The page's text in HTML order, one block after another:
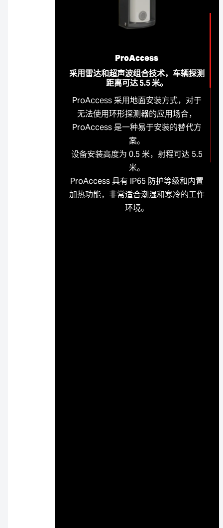
ProAccess
采用雷达和超声波组合技术，车辆探测
距离可达 5.5 米。
ProAccess 采用地面安装方式，对于
无法使用环形探测器的应用场合，
ProAccess 是一种易于安装的替代方
案。
设备安装高度为 0.5 米，射程可达 5.5
米。
ProAccess 具有 IP65 防护等级和内置
加热功能，非常适合潮湿和寒冷的工作
环境。